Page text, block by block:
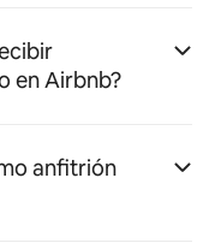
en Airbnb?
anfitrión